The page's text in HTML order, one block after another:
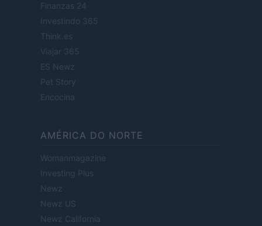
Finanzas 24
Investindo 365
Think.es
Viajar 365
ES Newz
Pet Story
Encocina
AMÉRICA DO NORTE
Womanmagazine
Investing Plus
Newz
Newz US
Newz California